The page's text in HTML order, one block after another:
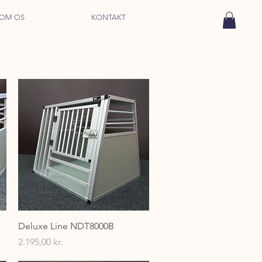
OS KONTAKT
Hurtigvisning
Deluxe Line NDT8000B
Pris
2.195,00 kr.